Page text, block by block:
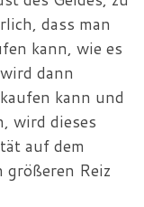
dass man
kann, wie es
dann
kann und
wird dieses
auf dem
größeren Reiz